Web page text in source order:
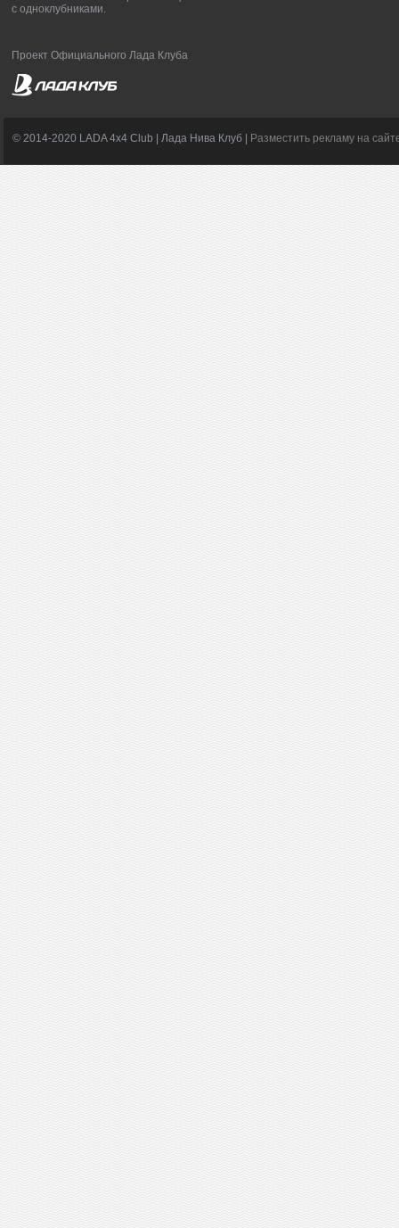
с одноклубниками.
Проект Официального Лада Клуба
© 2014-2020 LADA 4x4 Club | Лада Нива Клуб | Разместить рекламу на